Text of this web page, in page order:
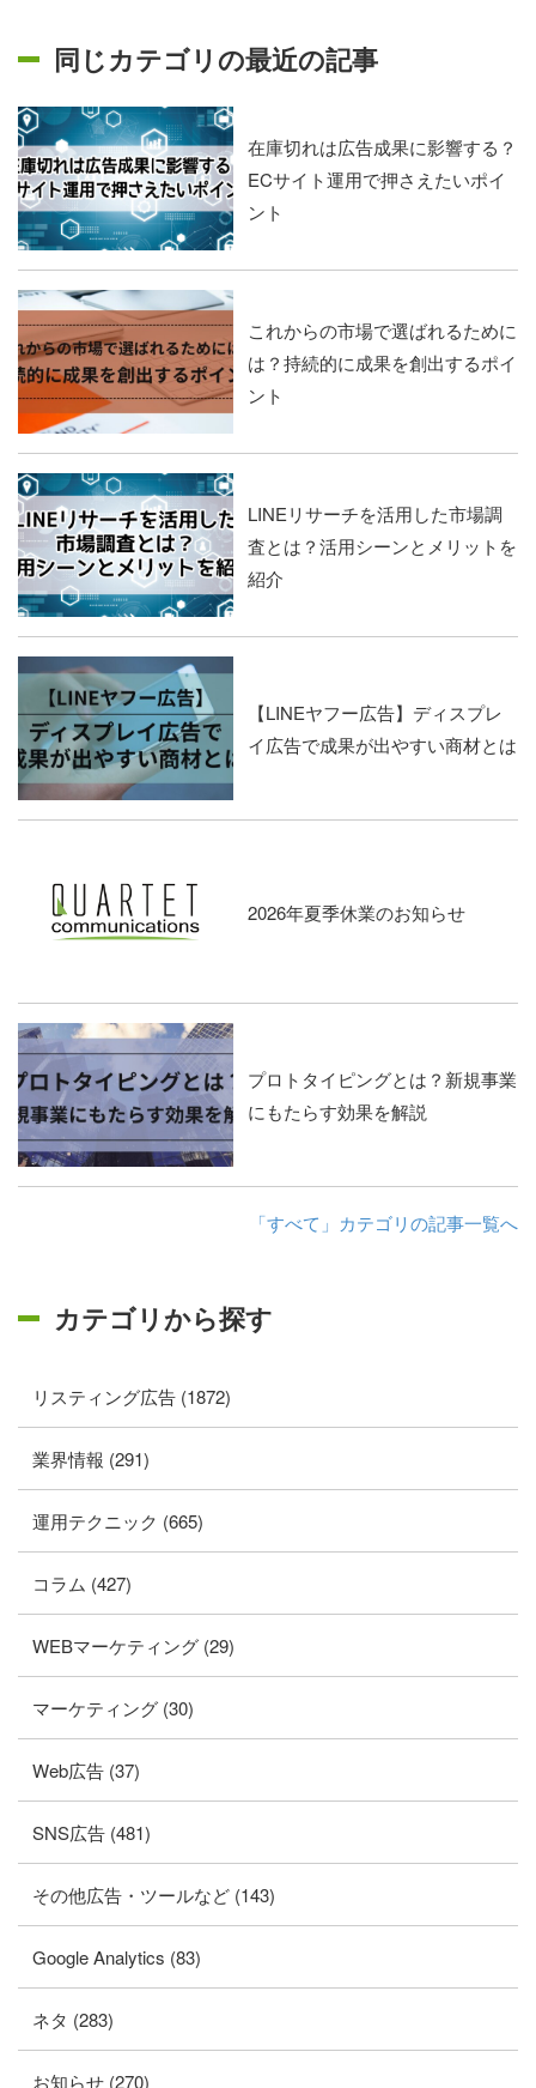
同じカテゴリの最近の記事
在庫切れは広告成果に影響する？
ECサイト運用で押さえたいポイ
ント
これからの市場で選ばれるために
は？持続的に成果を創出するポイ
ント
LINEリサーチを活用した市場調
査とは？活用シーンとメリットを
紹介
【LINEヤフー広告】ディスプレ
イ広告で成果が出やすい商材とは
2026年夏季休業のお知らせ
プロトタイピングとは？新規事業
にもたらす効果を解説
「すべて」カテゴリの記事一覧へ
カテゴリから探す
リスティング広告 (1872)
業界情報 (291)
運用テクニック (665)
コラム (427)
WEBマーケティング (29)
マーケティング (30)
Web広告 (37)
SNS広告 (481)
その他広告・ツールなど (143)
Google Analytics (83)
ネタ (283)
お知らせ (270)